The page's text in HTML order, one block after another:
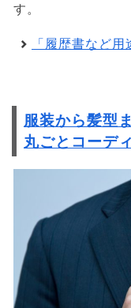
す。
「履歴書など
服装から髪型
丸ごとコーデ